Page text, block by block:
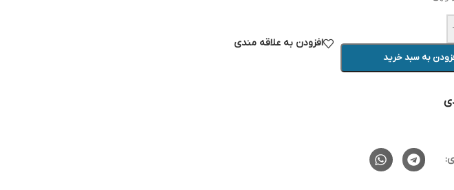
به سبد خرید
افزودن به علاقه مندی